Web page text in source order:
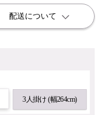
3人掛け (幅264cm)
配送について